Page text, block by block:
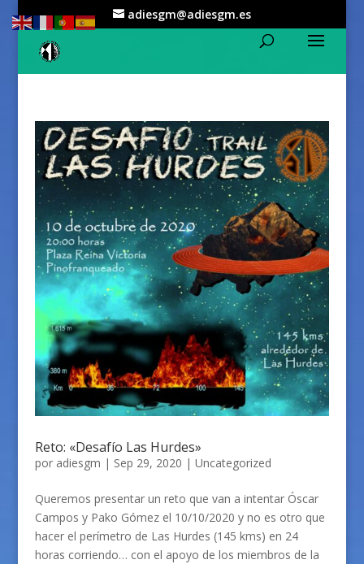
adiesgm@adiesgm.es
Reto: «Desafío Las Hurdes»
por adiesgm | Sep 29, 2020 | Uncategorized
Queremos presentar un reto que van a intentar Óscar
Campos y Pako Gómez el 10/10/2020 y no es otro que
hacer el perímetro de Las Hurdes (145 kms) en 24
horas corriendo… con el apoyo de los miembros de la